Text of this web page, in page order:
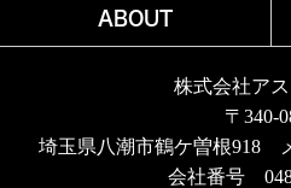
ABOUT
株式会社ア
〒340-
埼玉県八潮市鶴ケ曽根918
会社番号